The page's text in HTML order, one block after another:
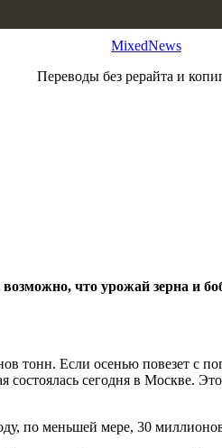
MixedNews
Переводы без рерайта и
что урожай зерна и
тонн. Если осенью повезет с
состоялась сегодня в Москве.
по меньшей мере, 30